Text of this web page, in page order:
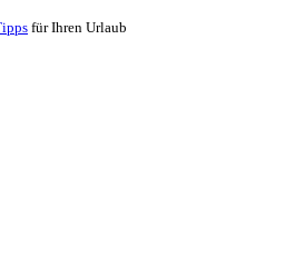
für Ihren Urlaub